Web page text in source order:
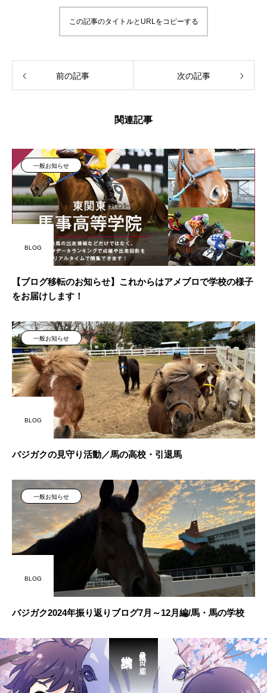
この記事のタイトルとURLをコピーする
前の記事 次の記事
関連記事
一般お知らせ
BLOG
【ブログ移転のお知らせ】これからはアメブロで学校の様子
をお届けします！
一般お知らせ
BLOG
バジガクの見守り活動／馬の高校・引退馬
一般お知らせ
BLOG
バジガク2024年振り返りブログ7月～12月編/馬・馬の学校
最短３日で届く